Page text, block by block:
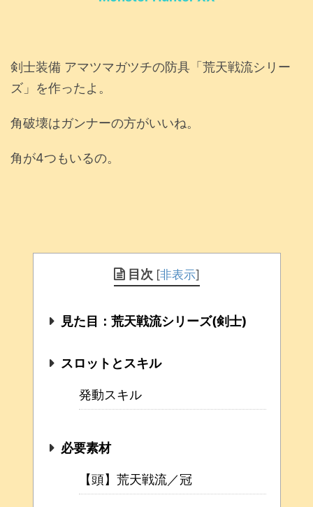
剣士装備 アマツマガツチの防具「荒天戦流シリー
ズ」を作ったよ。
角破壊はガンナーの方がいいね。
角が4つもいるの。
目次 [非表示]
見た目：荒天戦流シリーズ(剣士)
スロットとスキル
発動スキル
必要素材
【頭】荒天戦流／冠